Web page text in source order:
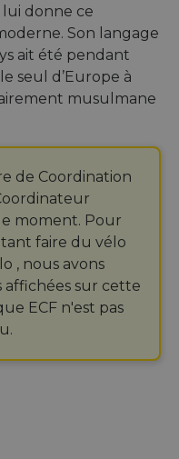
donne ce
Son langage
ait été pendant
seul d’Europe à
musulmane
de Coordination
moment. Pour
faire du vélo
, nous avons
affichées sur cette
ECF n'est pas